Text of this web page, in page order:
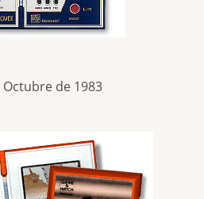
Octubre de 1983